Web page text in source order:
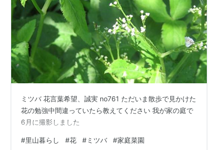
ミツバ 花言葉希望、誠実 no761 ただいま散歩で見かけた
花の勉強中間違っていたら教えてください 我が家の庭で
6月に撮影しました
#里山暮らし #花 #ミツバ #家庭菜園